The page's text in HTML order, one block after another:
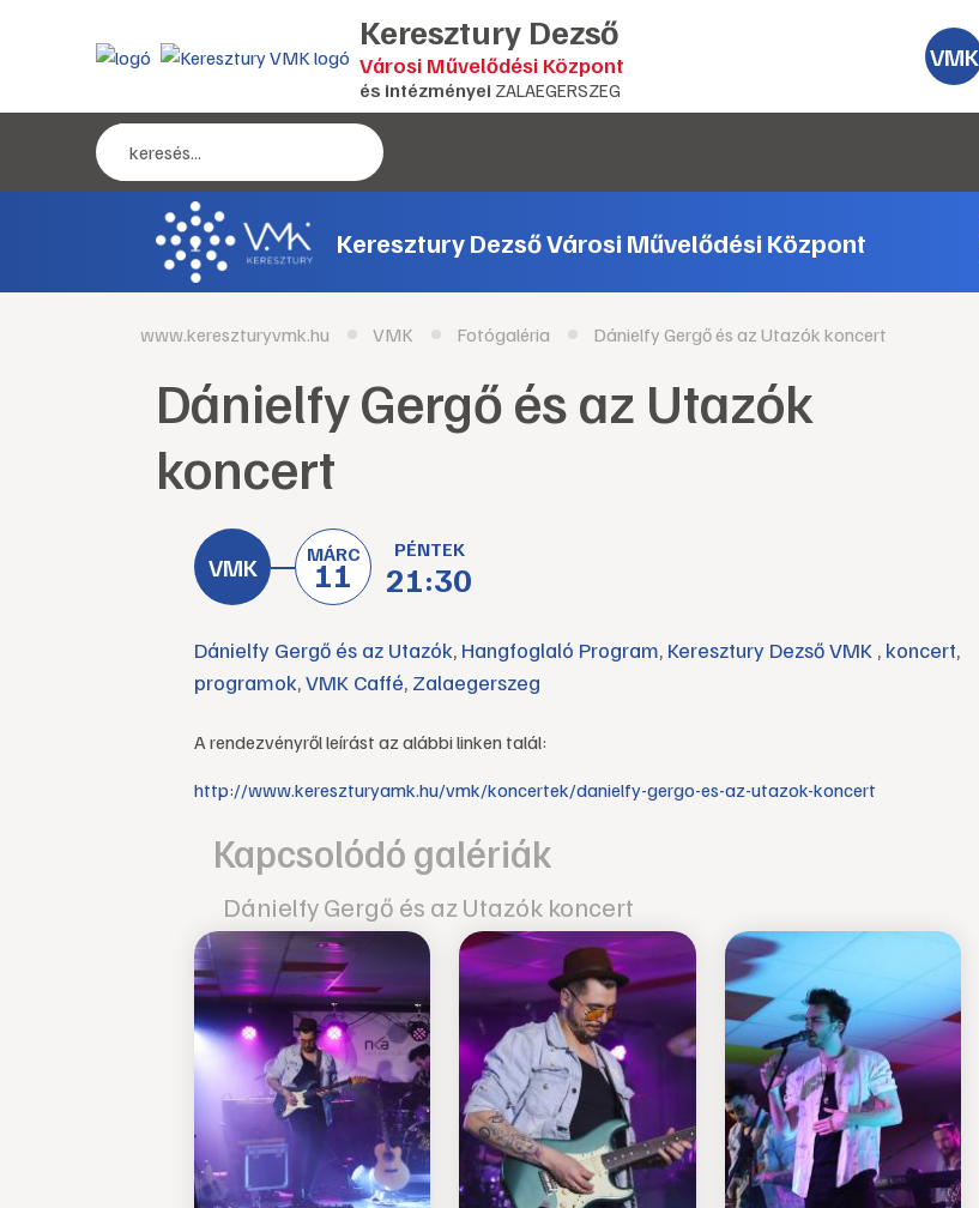
Keresztury Dezső
Városi Művelődési Központ
és intézményei ZALAEGERSZEG
VMK
Keresztury Dezső Városi Művelődési Központ
www.kereszturyvmk.hu VMK Fotógaléria Dánielfy Gergő és az Utazók koncert
Dánielfy Gergő és az Utazók
koncert
MÁRC
11
PÉNTEK
21:30
Dánielfy Gergő és az Utazók, Hangfoglaló Program, Keresztury Dezső VMK , koncert,
programok,VMK Caffé, Zalaegerszeg
A rendezvényről leírást az alábbi linken talál:
http://www.kereszturyamk.hu/vmk/koncertek/danielfy-gergo-es-az-utazok-koncert
Kapcsolódó galériák
Dánielfy Gergő és az Utazók koncert